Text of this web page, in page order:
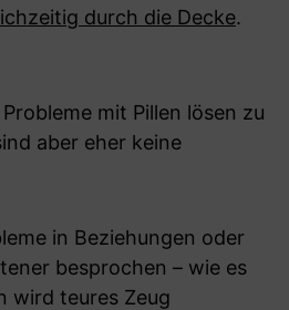
durch die Decke.
mit Pillen lösen zu
aber eher keine
in Beziehungen oder
besprochen – wie es
wird teures Zeug